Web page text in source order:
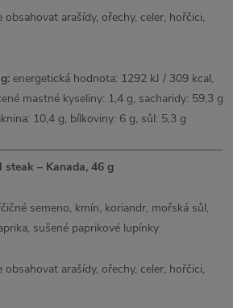
arašídy, ořechy, celer, hořčici,
energetická hodnota: 1292 kJ / 309 kcal,
mastné kyseliny: 1,4 g, sacharidy: 59,3 g
10,4 g, bílkoviny: 6 g, sůl: 5,3 g
steak – Kanada, 46 g
semeno, kmín, koriandr, mořská sůl,
sušené paprikové lupínky
arašídy, ořechy, celer, hořčici,